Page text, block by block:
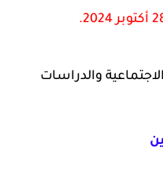
والدراسات